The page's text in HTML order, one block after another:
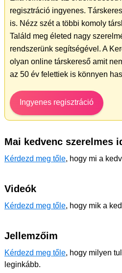
regisztráció ingyenes.
is. Nézz szét a többi komoly
Találd meg életed nagy
rendszerünk segítségével. A
olyan online társkereső amit
az 50 év felettiek is könnyen
Ingyenes regisztráció
Mai kedvenc szerelmes
Kérdezd meg tőle, hogy mi a
Videók
Kérdezd meg tőle, hogy mik a
Jellemzőim
Kérdezd meg tőle, hogy milyen
leginkább.